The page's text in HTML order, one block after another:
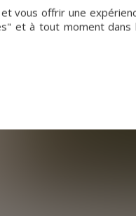
vous offrir une
et à tout moment dans